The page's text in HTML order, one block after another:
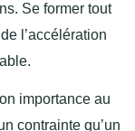
Se former tout
l’accélération
importance au
contrainte qu’un